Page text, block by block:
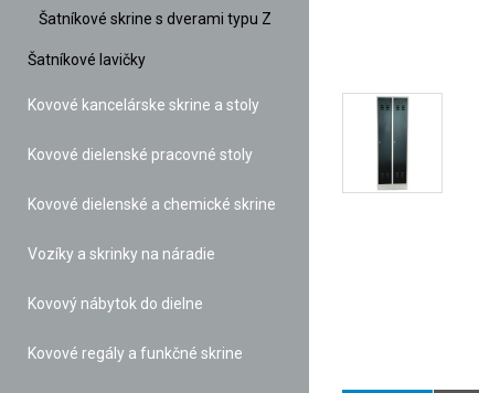
Šatníkové skrine s dverami typu Z
Šatníkové lavičky
Kovové kancelárske skrine a stoly
Kovové dielenské pracovné stoly
Kovové dielenské a chemické skrine
Vozíky a skrinky na náradie
Kovový nábytok do dielne
Kovové regály a funkčné skrine